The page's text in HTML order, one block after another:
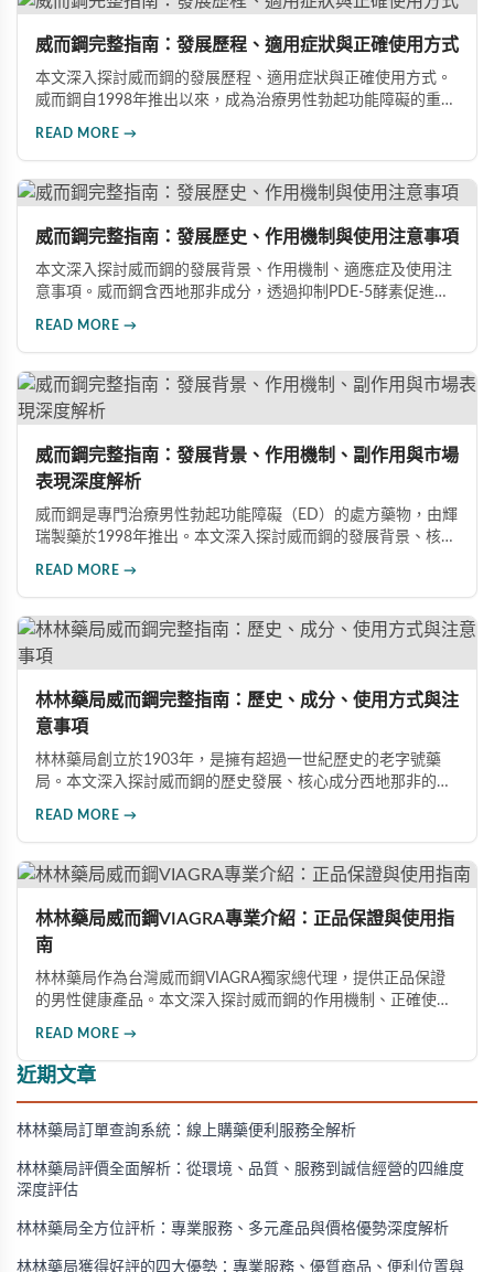
威而鋼完整指南：發展歷程、適用症狀與正確使用方式
本文深入探討威而鋼的發展歷程、適用症狀與正確使用方式。
威而鋼自1998年推出以來，成為治療男性勃起功能障礙的重要
指導下做出明智決定。
READ MORE →
威而鋼完整指南：發展歷史、作用機制與使用注意事項
本文深入探討威而鋼的發展背景、作用機制、適應症及使用注
意事項。威而鋼含西地那非成分，透過抑制PDE-5酵素促進血
READ MORE →
威而鋼完整指南：發展背景、作用機制、副作用與市場
表現深度解析
威而鋼是專門治療男性勃起功能障礙（ED）的處方藥物，由輝
瑞製藥於1998年推出。本文深入探討威而鋼的發展背景、核心
這款革命性藥品。
READ MORE →
林林藥局威而鋼完整指南：歷史、成分、使用方式與注
意事項
林林藥局創立於1903年，是擁有超過一世紀歷史的老字號藥
局。本文深入探討威而鋼的歷史發展、核心成分西地那非的作
全面瞭解並安全使用相關產品。
READ MORE →
林林藥局威而鋼VIAGRA專業介紹：正品保證與使用指
南
林林藥局作為台灣威而鋼VIAGRA獨家總代理，提供正品保證
的男性健康產品。本文深入探討威而鋼的作用機制、正確使用
擇。
READ MORE →
近期文章
林林藥局訂單查詢系統：線上購藥便利服務全解析
林林藥局評價全面解析：從環境、品質、服務到誠信經營的四維度
深度評估
林林藥局全方位評析：專業服務、多元產品與價格優勢深度解析
林林藥局獲得好評的四大優勢：專業服務、優質商品、便利位置與